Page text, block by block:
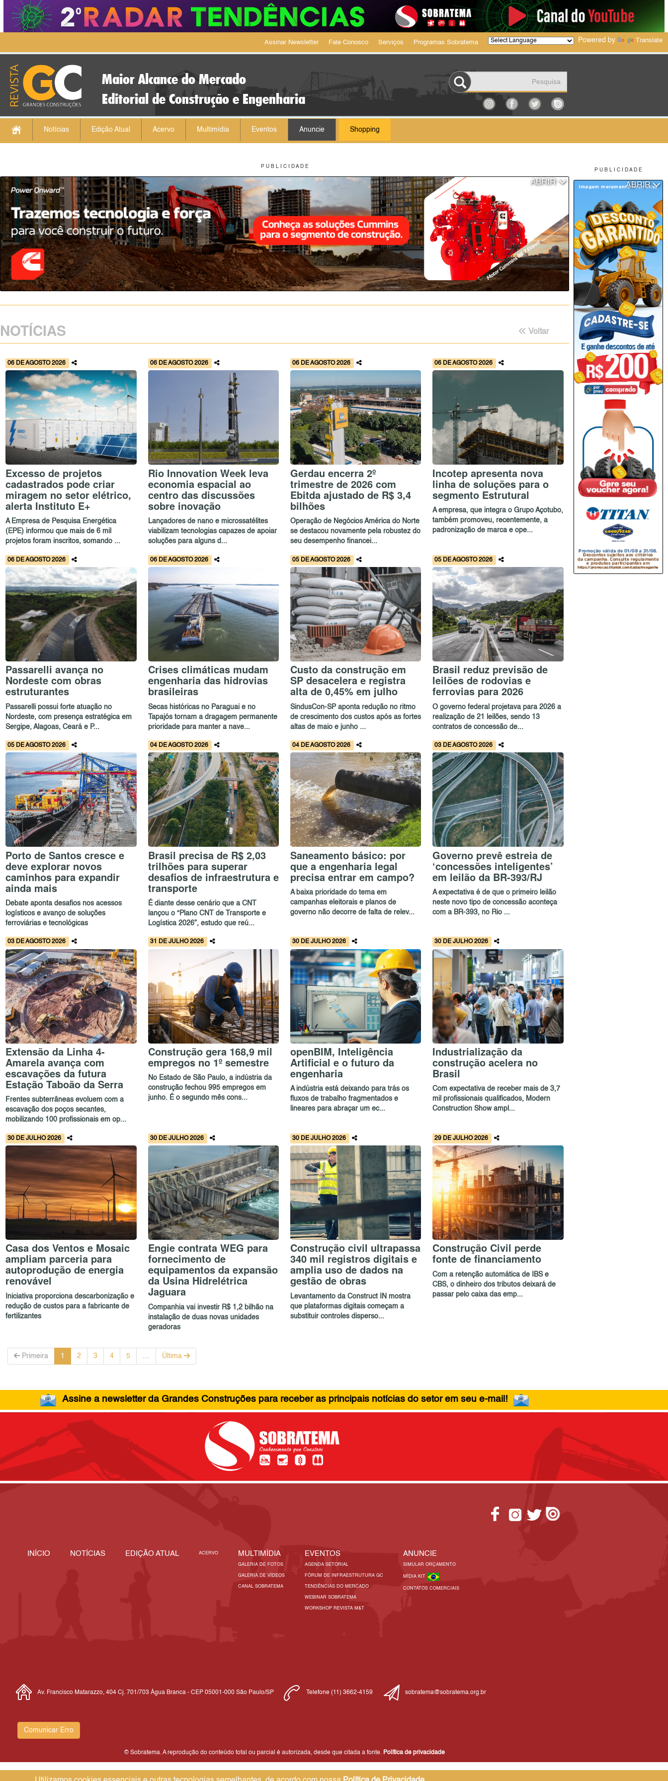
P U B L I C I D A D E
ABRIR
Assinar Newsletter Fale Conosco Serviços Programas Sobratema Powered by Translate
Maior Alcance do Mercado
Editorial de Construção e Engenharia
Notícias Edição Atual Acervo Multimídia Eventos Anuncie Shopping
P U B L I C I D A D E
ABRIR
NOTÍCIAS Voltar
06 DE AGOSTO 2026
Excesso de projetos
cadastrados pode criar
miragem no setor elétrico,
alerta Instituto E+
A Empresa de Pesquisa Energética
(EPE) informou que mais de 6 mil
projetos foram inscritos, somando ...
06 DE AGOSTO 2026
Rio Innovation Week leva
economia espacial ao
centro das discussões
sobre inovação
Lançadores de nano e microssatélites
viabilizam tecnologias capazes de apoiar
soluções para alguns d...
06 DE AGOSTO 2026
Gerdau encerra 2º
trimestre de 2026 com
Ebitda ajustado de R$ 3,4
bilhões
Operação de Negócios América do Norte
se destacou novamente pela robustez do
seu desempenho financei...
06 DE AGOSTO 2026
Incotep apresenta nova
linha de soluções para o
segmento Estrutural
A empresa, que integra o Grupo Açotubo,
também promoveu, recentemente, a
padronização de marca e ope...
06 DE AGOSTO 2026
Passarelli avança no
Nordeste com obras
estruturantes
Passarelli possui forte atuação no
Nordeste, com presença estratégica em
Sergipe, Alagoas, Ceará e P...
06 DE AGOSTO 2026
Crises climáticas mudam
engenharia das hidrovias
brasileiras
Secas históricas no Paraguai e no
Tapajós tornam a dragagem permanente
prioridade para manter a nave...
05 DE AGOSTO 2026
Custo da construção em
SP desacelera e registra
alta de 0,45% em julho
SindusCon-SP aponta redução no ritmo
de crescimento dos custos após as fortes
altas de maio e junho ...
05 DE AGOSTO 2026
Brasil reduz previsão de
leilões de rodovias e
ferrovias para 2026
O governo federal projetava para 2026 a
realização de 21 leilões, sendo 13
contratos de concessão de...
05 DE AGOSTO 2026
Porto de Santos cresce e
deve explorar novos
caminhos para expandir
ainda mais
Debate aponta desafios nos acessos
logísticos e avanço de soluções
ferroviárias e tecnológicas
04 DE AGOSTO 2026
Brasil precisa de R$ 2,03
trilhões para superar
desafios de infraestrutura e
transporte
É diante desse cenário que a CNT
lançou o “Plano CNT de Transporte e
Logística 2026”, estudo que reú...
04 DE AGOSTO 2026
Saneamento básico: por
que a engenharia legal
precisa entrar em campo?
A baixa prioridade do tema em
campanhas eleitorais e planos de
governo não decorre de falta de relev...
03 DE AGOSTO 2026
Governo prevê estreia de
‘concessões inteligentes’
em leilão da BR-393/RJ
A expectativa é de que o primeiro leilão
neste novo tipo de concessão aconteça
com a BR-393, no Rio ...
03 DE AGOSTO 2026
Extensão da Linha 4-
Amarela avança com
escavações da futura
Estação Taboão da Serra
Frentes subterrâneas evoluem com a
escavação dos poços secantes,
mobilizando 100 profissionais em op...
31 DE JULHO 2026
Construção gera 168,9 mil
empregos no 1º semestre
No Estado de São Paulo, a indústria da
construção fechou 995 empregos em
junho. É o segundo mês cons...
30 DE JULHO 2026
openBIM, Inteligência
Artificial e o futuro da
engenharia
A indústria está deixando para trás os
fluxos de trabalho fragmentados e
lineares para abraçar um ec...
30 DE JULHO 2026
Industrialização da
construção acelera no
Brasil
Com expectativa de receber mais de 3,7
mil profissionais qualificados, Modern
Construction Show ampl...
30 DE JULHO 2026
Casa dos Ventos e Mosaic
ampliam parceria para
autoprodução de energia
renovável
Iniciativa proporciona descarbonização e
redução de custos para a fabricante de
fertilizantes
30 DE JULHO 2026
Engie contrata WEG para
fornecimento de
equipamentos da expansão
da Usina Hidrelétrica
Jaguara
Companhia vai investir R$ 1,2 bilhão na
instalação de duas novas unidades
geradoras
30 DE JULHO 2026
Construção civil ultrapassa
340 mil registros digitais e
amplia uso de dados na
gestão de obras
Levantamento da Construct IN mostra
que plataformas digitais começam a
substituir controles disperso...
29 DE JULHO 2026
Construção Civil perde
fonte de financiamento
Com a retenção automática de IBS e
CBS, o dinheiro dos tributos deixará de
passar pelo caixa das emp...
Primeira 1 2 3 4 5 Última
Assine a newsletter da Grandes Construções para receber as principais notícias do setor em seu e-mail!
INÍCIO NOTÍCIAS EDIÇÃO ATUAL ACERVO MULTIMÍDIA
GALERIA DE FOTOS
GALERIA DE VÍDEOS
CANAL SOBRATEMA
EVENTOS
AGENDA SETORIAL
FÓRUM DE INFRAESTRUTURA GC
TENDÊNCIAS DO MERCADO
WEBINAR SOBRATEMA
WORKSHOP REVISTA M&T
ANUNCIE
SIMULAR ORÇAMENTO
MÍDIA KIT
CONTATOS COMERCIAIS
Av. Francisco Matarazzo, 404 Cj. 701/703 Água Branca - CEP 05001-000 São Paulo/SP Telefone (11) 3662-4159 sobratema@sobratema.org.br
Comunicar Erro
© Sobratema. A reprodução do conteúdo total ou parcial é autorizada, desde que citada a fonte. Política de privacidade